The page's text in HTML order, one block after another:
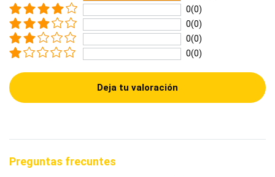
0(0)
0(0)
0(0)
0(0)
Deja tu valoración
Preguntas frecuntes